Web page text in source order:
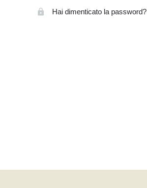
Hai dimenticato la password?